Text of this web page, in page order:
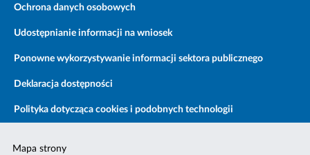
Ochrona danych osobowych
Udostępnianie informacji na wniosek
Ponowne wykorzystywanie informacji sektora publicznego
Deklaracja dostępności
Polityka dotycząca cookies i podobnych technologii
Mapa strony